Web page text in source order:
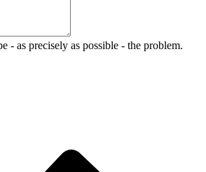
- as precisely as possible - the problem.